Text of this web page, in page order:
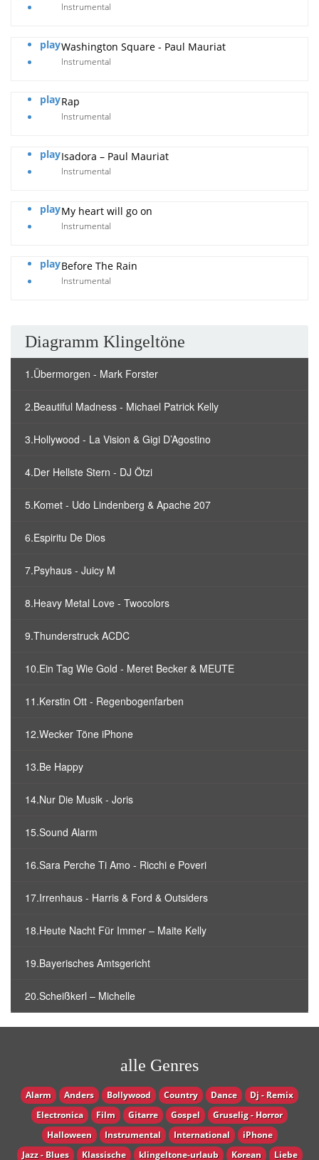
Instrumental
playWashington Square - Paul Mauriat
Instrumental
playRap
Instrumental
playIsadora – Paul Mauriat
Instrumental
playMy heart will go on
Instrumental
playBefore The Rain
Instrumental
Diagramm Klingeltöne
1.Übermorgen - Mark Forster
2.Beautiful Madness - Michael Patrick Kelly
3.Hollywood - La Vision & Gigi D’Agostino
4.Der Hellste Stern - DJ Ötzi
5.Komet - Udo Lindenberg & Apache 207
6.Espiritu De Dios
7.Psyhaus - Juicy M
8.Heavy Metal Love - Twocolors
9.Thunderstruck ACDC
10.Ein Tag Wie Gold - Meret Becker & MEUTE
11.Kerstin Ott - Regenbogenfarben
12.Wecker Töne iPhone
13.Be Happy
14.Nur Die Musik - Joris
15.Sound Alarm
16.Sara Perche Ti Amo - Ricchi e Poveri
17.Irrenhaus - Harris & Ford & Outsiders
18.Heute Nacht Für Immer – Maite Kelly
19.Bayerisches Amtsgericht
20.Scheißkerl – Michelle
alle Genres
Alarm Anders Bollywood Country Dance
Dj - Remix
Electronica
Film Gitarre Gospel
Gruselig - Horror
Halloween
Instrumental International
iPhone
Jazz - Blues
Klassische klingeltone-urlaub Korean Liebe